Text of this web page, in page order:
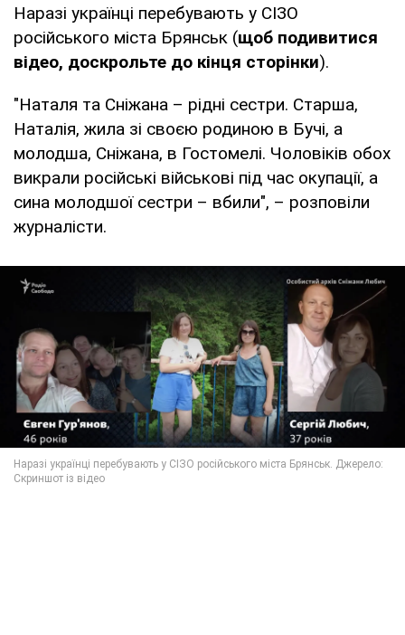
Наразі українці перебувають у СІЗО
російського міста Брянськ (щоб подивитися
відео, доскрольте до кінця сторінки).
"Наталя та Сніжана – рідні сестри. Старша,
Наталія, жила зі своєю родиною в Бучі, а
молодша, Сніжана, в Гостомелі. Чоловіків обох
викрали російські військові під час окупації, а
сина молодшої сестри – вбили", – розповіли
журналісти.